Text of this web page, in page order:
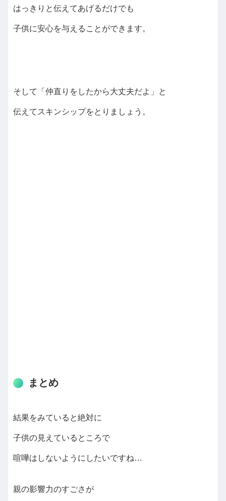
はっきりと伝えてあげるだけでも
子供に安心を与えることができます。
そして「仲直りをしたから大丈夫だよ」と
伝えてスキンシップをとりましょう。
まとめ
結果をみていると絶対に
子供の見えているところで
喧嘩はしないようにしたいですね…
親の影響力のすごさが